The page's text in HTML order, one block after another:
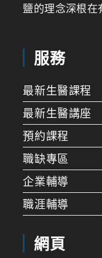
鹽的理念深根在
服務
最新生醫課程
最新生醫講座
預約課程
職缺專區
企業輔導
職涯輔導
網頁